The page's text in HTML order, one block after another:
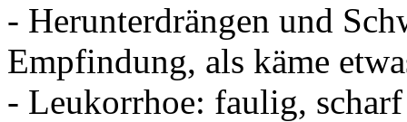
- Herunterdrängen und
Empfindung, als käme
- Leukorrhoe: faulig,